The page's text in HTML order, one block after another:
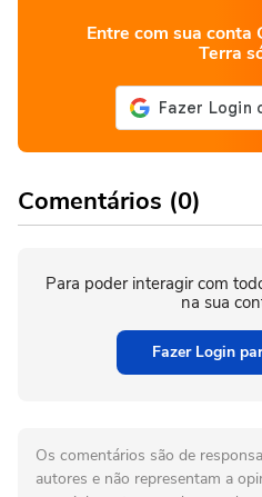
Entre com sua conta
Terra
Comentários (0)
Para poder interagir com
na sua
Fazer Login
Os comentários são de
autores e não representam a